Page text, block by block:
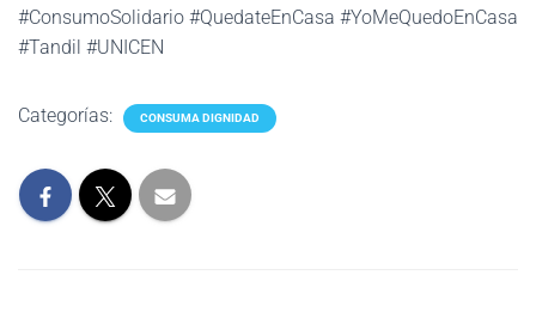
#ConsumoSolidario #QuedateEnCasa #YoMeQuedoEnCasa
#Tandil #UNICEN
Categorías: CONSUMA DIGNIDAD